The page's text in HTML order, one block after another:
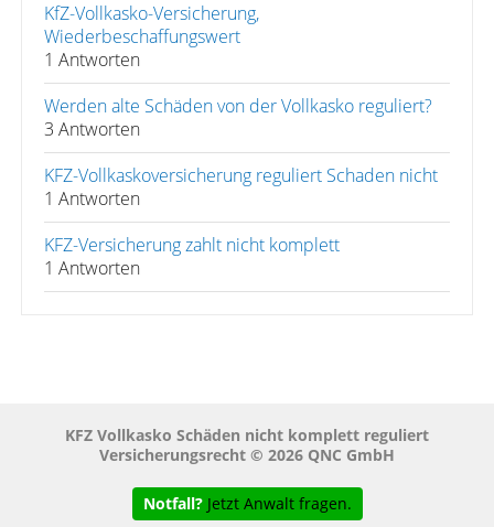
KfZ-Vollkasko-Versicherung,
Wiederbeschaffungswert
1 Antworten
Werden alte Schäden von der Vollkasko reguliert?
3 Antworten
KFZ-Vollkaskoversicherung reguliert Schaden nicht
1 Antworten
KFZ-Versicherung zahlt nicht komplett
1 Antworten
KFZ Vollkasko Schäden nicht komplett reguliert
Versicherungsrecht © 2026 QNC GmbH
Notfall? Jetzt Anwalt fragen.